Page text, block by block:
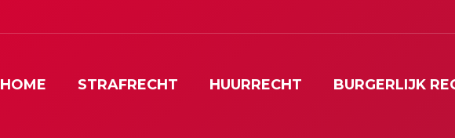
HOME STRAFRECHT HUURRECHT BURGERLIJK